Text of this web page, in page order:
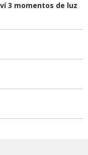
3 momentos de luz